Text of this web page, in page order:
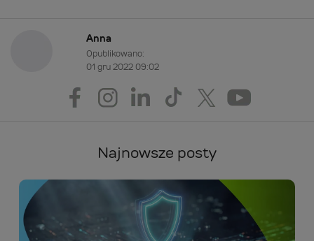
Anna
Opublikowano:
01 gru 2022 09:02
Najnowsze posty